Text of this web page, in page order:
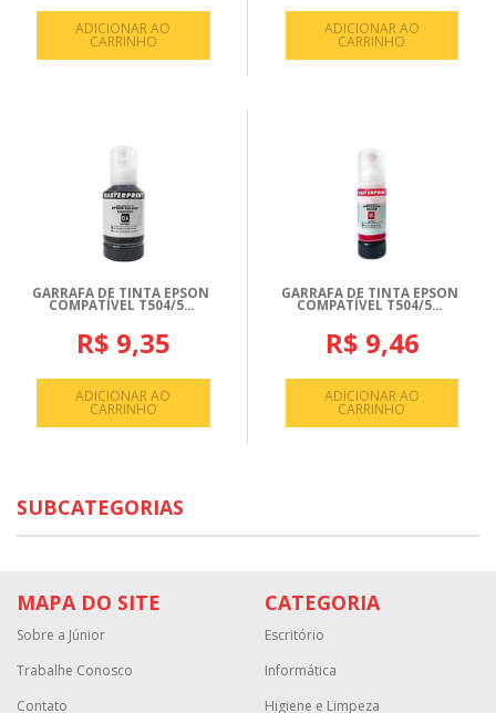
ADICIONAR AO
CARRINHO
ADICIONAR AO
CARRINHO
GARRAFA DE TINTA EPSON
COMPATÍVEL T504/5...
R$ 9,35
ADICIONAR AO
CARRINHO
GARRAFA DE TINTA EPSON
COMPATÍVEL T504/5...
R$ 9,46
ADICIONAR AO
CARRINHO
SUBCATEGORIAS
MAPA DO SITE
Sobre a Júnior
Trabalhe Conosco
Contato
CATEGORIA
Escritório
Informática
Higiene e Limpeza